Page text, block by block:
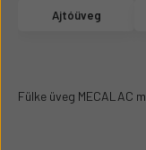
Ajtóüveg
Fülke üveg MECALAC